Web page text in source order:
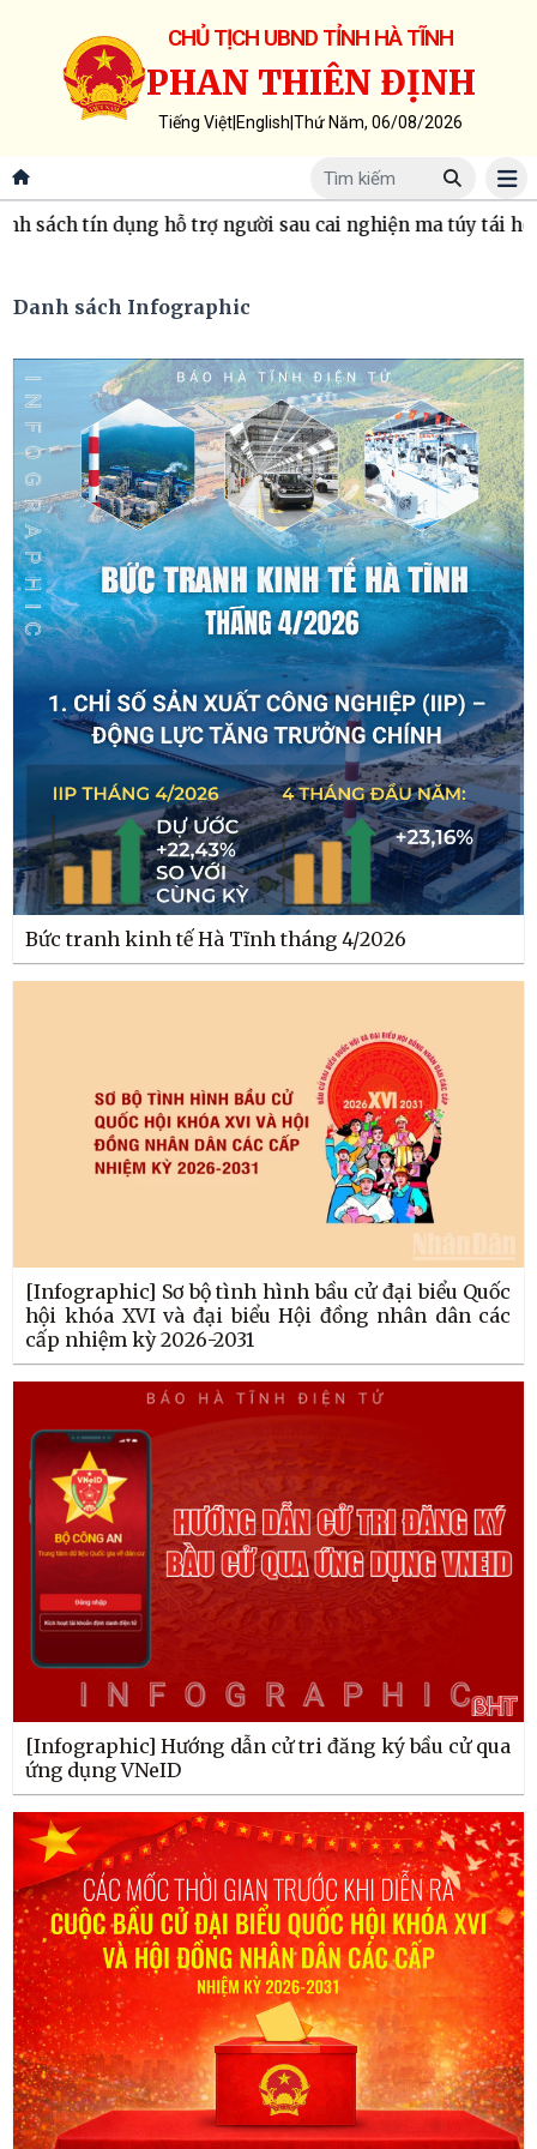
CHỦ TỊCH UBND TỈNH HÀ TĨNH
PHAN THIÊN ĐỊNH
Tiếng Việt English Thứ Năm, 06/08/2026
tín dụng hỗ trợ người sau cai nghiện ma túy tái hòa
Danh sách Infographic
Bức tranh kinh tế Hà Tĩnh tháng 4/2026
[Infographic] Sơ bộ tình hình bầu cử đại biểu Quốc
hội khóa XVI và đại biểu Hội đồng nhân dân các
cấp nhiệm kỳ 2026-2031
[Infographic] Hướng dẫn cử tri đăng ký bầu cử qua
ứng dụng VNeID